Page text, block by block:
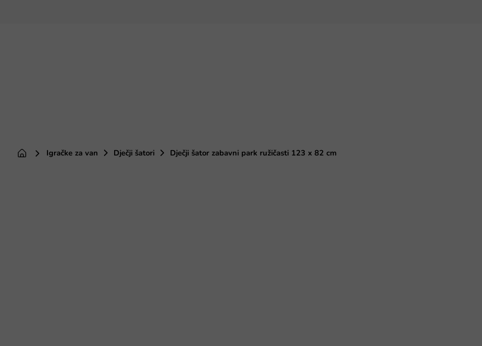
PočetnaIgračke za van Dječji šatori Dječji šator zabavni park ružičasti 123 x 82 cm